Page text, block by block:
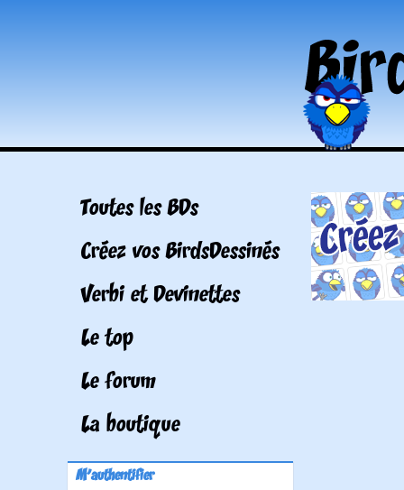
Toutes les BDs
Créez vos BirdsDessinés
Verbi et Devinettes
Le top
Le forum
La boutique
M'authentifier